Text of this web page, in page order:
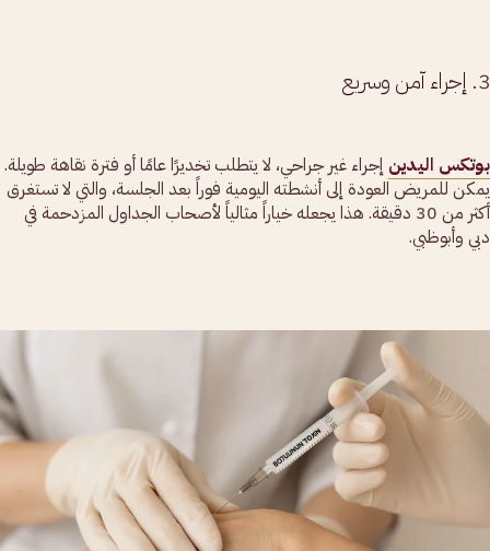
3. إجراء آمن وسريع
بوتكس اليدين إجراء غير جراحي، لا يتطلب تخديرًا عامًا أو فترة نقاهة طويلة.
يمكن للمريض العودة إلى أنشطته اليومية فوراً بعد الجلسة، والتي لا تستغرق
أكثر من 30 دقيقة. هذا يجعله خياراً مثالياً لأصحاب الجداول المزدحمة في
دبي وأبوظبي.